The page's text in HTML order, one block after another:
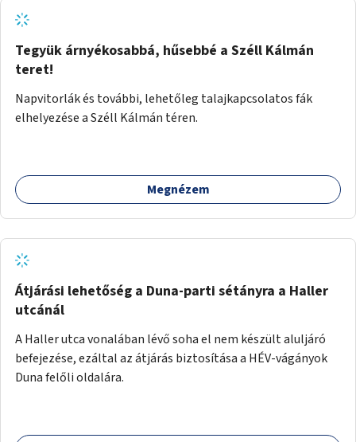
Tegyük árnyékosabbá, hűsebbé a Széll Kálmán
teret!
Napvitorlák és további, lehetőleg talajkapcsolatos fák
elhelyezése a Széll Kálmán téren.
Megnézem
Átjárási lehetőség a Duna-parti sétányra a Haller
utcánál
A Haller utca vonalában lévő soha el nem készült aluljáró
befejezése, ezáltal az átjárás biztosítása a HÉV-vágányok
Duna felőli oldalára.